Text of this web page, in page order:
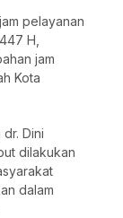
pelayanan
H,
jam
Kota
Dini
dilakukan
dalam